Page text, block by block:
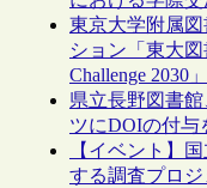
東京大学附属
ション「東大
Challenge 2030
県立長野図書
ツにDOIの付与
【イベント】
する調査プロ